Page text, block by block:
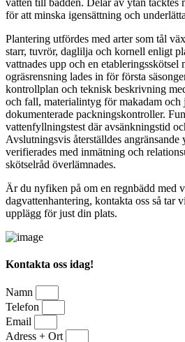
för att minska igensättning och
Plantering utfördes med arter som tål
starr, tuvrör, daglilja och kornell enligt
vattnades upp och en etableringsskötsel
ogräsrensning lades in för första
kontrollplan och teknisk beskrivning
och fall, materialintyg för makadam och
dokumenterade packningskontroller.
vattenfyllningstest där avsänkningstid
Avslutningsvis återställdes angränsande
verifierades med inmätning och
skötselråd överlämnades.
Är du nyfiken på om en regnbädd med
dagvattenhantering, kontakta oss så tar
upplägg för just din plats.
Kontakta oss idag!
Namn
Telefon
Email
Adress + Ort